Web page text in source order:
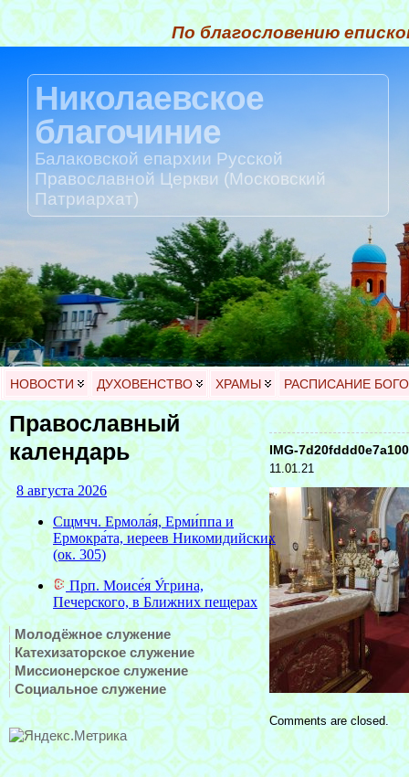
По благословению
Николаевское
благочиние
Балаковской епархии Русской
Православной Церкви (Московский
Патриархат)
НОВОСТИ ДУХОВЕНСТВО ХРАМЫ РАСПИСАНИЕ
Православный
календарь
Молодёжное служение
Катехизаторское служение
Миссионерское служение
Социальное служение
IMG-
11.01.21
Comments are closed.